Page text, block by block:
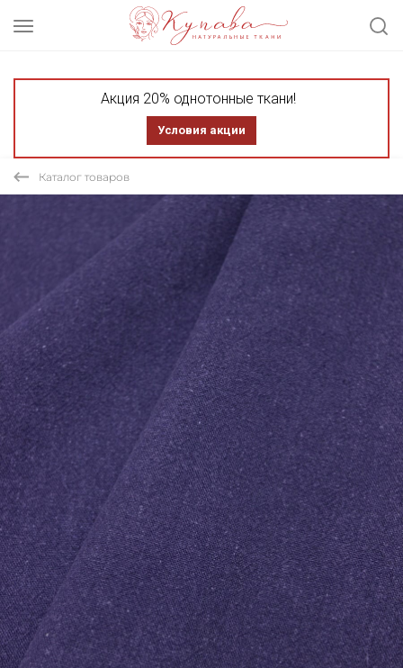
Акция 20% однотонные ткани!
Условия акции
Каталог товаров